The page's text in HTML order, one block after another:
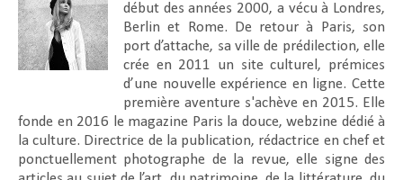
début des années 2000, a vécu à Londres,
Berlin et Rome. De retour à Paris, son
port d’attache, sa ville de prédilection, elle
crée en 2011 un site culturel, prémices
d’une nouvelle expérience en ligne. Cette
première aventure s'achève en 2015. Elle
fonde en 2016 le magazine Paris la douce, webzine dédié à
la culture. Directrice de la publication, rédactrice en chef et
ponctuellement photographe de la revue, elle signe des